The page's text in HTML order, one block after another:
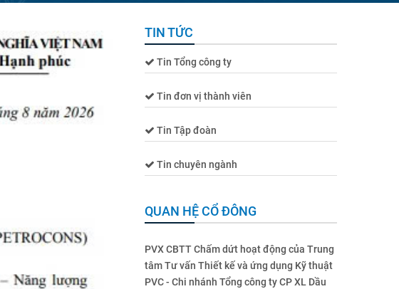
TIN TỨC
Tin Tổng công ty
Tin đơn vị thành viên
Tin Tập đoàn
Tin chuyên ngành
QUAN HỆ CỔ ĐÔNG
PVX CBTT Chấm dứt hoạt động của Trung
tâm Tư vấn Thiết kế và ứng dụng Kỹ thuật
PVC - Chi nhánh Tổng công ty CP XL Dầu